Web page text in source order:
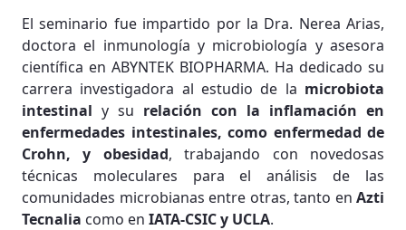
El seminario fue impartido por la Dra. Nerea Arias,
doctora el inmunología y microbiología y asesora
científica en ABYNTEK BIOPHARMA. Ha dedicado su
carrera investigadora al estudio de la microbiota
intestinal y su relación con la inflamación en
enfermedades intestinales, como enfermedad de
Crohn, y obesidad, trabajando con novedosas
técnicas moleculares para el análisis de las
comunidades microbianas entre otras, tanto en Azti
Tecnalia como en IATA-CSIC y UCLA.